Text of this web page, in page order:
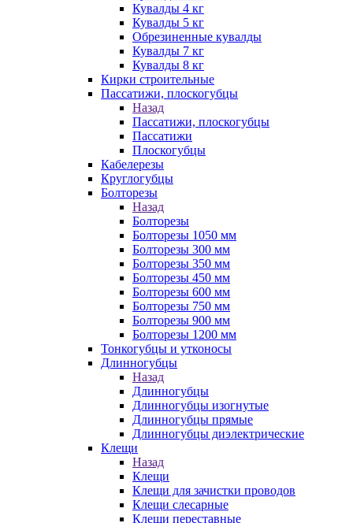
Кувалды 4 кг
Кувалды 5 кг
Обрезиненные кувалды
Кувалды 7 кг
Кувалды 8 кг
Кирки строительные
Пассатижи, плоскогубцы
Назад
Пассатижи, плоскогубцы
Пассатижи
Плоскогубцы
Кабелерезы
Круглогубцы
Болторезы
Назад
Болторезы
Болторезы 1050 мм
Болторезы 300 мм
Болторезы 350 мм
Болторезы 450 мм
Болторезы 600 мм
Болторезы 750 мм
Болторезы 900 мм
Болторезы 1200 мм
Тонкогубцы и утконосы
Длинногубцы
Назад
Длинногубцы
Длинногубцы изогнутые
Длинногубцы прямые
Длинногубцы диэлектрические
Клещи
Назад
Клещи
Клещи для зачистки проводов
Клещи слесарные
Клещи переставные